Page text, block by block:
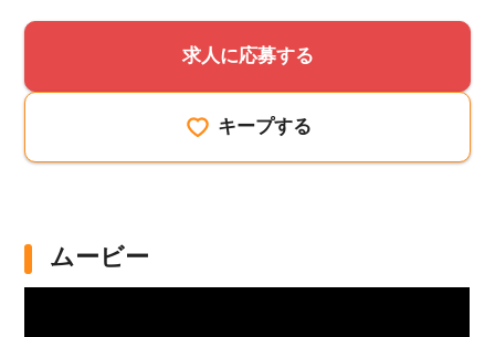
求人に応募する
キープする
ムービー